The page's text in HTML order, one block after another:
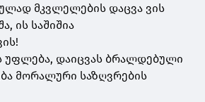
მკვლელების დაცვა ვის
ის საშიშია
უფლება, დაიცვას ბრალდებული
მორალური საზღვრების